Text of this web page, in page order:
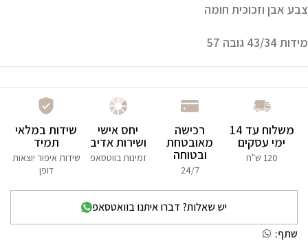
צבע אבן וזכוכית חומה
מידות 43/34 גובה 57
משלוח עד 14
ימי עסקים
120 ש"ח
רכישה
מאובטחת
ובטוחה
24/7
יחס אישי
ושירות אדיב
זמינות בווטסאפ
שידות במלאי
תמיד
שידות איפור יוצאות
דופן
יש שאלות? דברו איתנו בוואטסאפ
שתף: